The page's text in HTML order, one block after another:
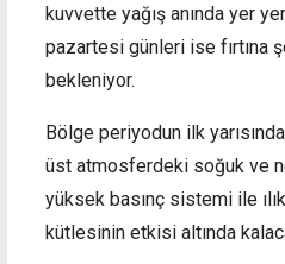
kuvvette yağış anında yer
pazartesi günleri ise fırtına
bekleniyor.
Bölge periyodun ilk
üst atmosferdeki soğuk ve
yüksek basınç sistemi ile
kütlesinin etkisi altında